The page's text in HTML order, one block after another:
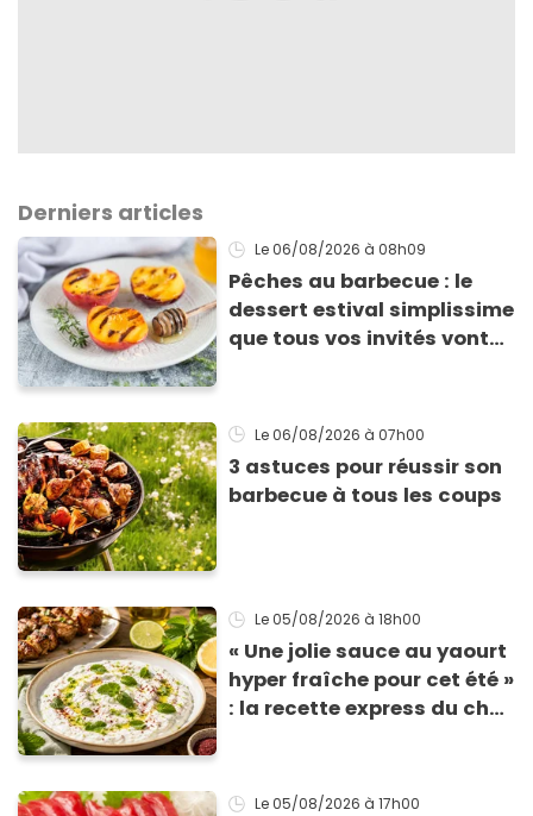
Derniers articles
Le 06/08/2026 à 08h09
Pêches au barbecue : le
dessert estival simplissime
que tous vos invités vont
Le 06/08/2026 à 07h00
3 astuces pour réussir son
barbecue à tous les coups
Le 05/08/2026 à 18h00
« Une jolie sauce au yaourt
hyper fraîche pour cet été »
: la recette express du chef
grillades
Le 05/08/2026 à 17h00